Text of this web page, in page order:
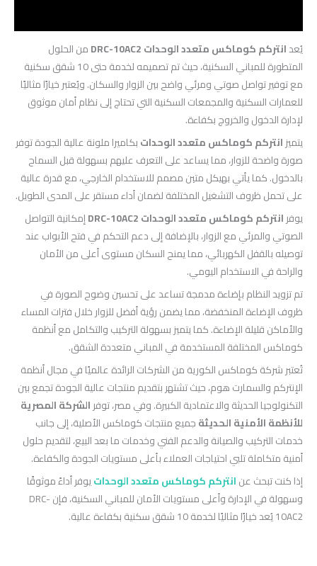
يُعدانتركم كوماكس متعدد الوحدات DRC-10AC2
من الحلول
المتطورة للمباني السكنية، حيث تم تصميمه لخدمة حتى 10 شقق سكنية
مع توفير تواصل صوتي ومرئي واضح بين الزوار والسكان. ويُعتبر خيارًا مثاليًا
للعمارات السكنية والمجمعات السكنية التي تحتاج إلى نظام أمان موثوق
لإدارة الدخول والخروج بكفاءة.
يتميزانتركم كوماكس متعدد الوحداتبكاميرا ملونة عالية الجودة توفر
صورة واضحة للزوار، مما يساعد على التعرف عليهم بسهولة قبل السماح
بالدخول. كما يأتي بهيكل متين مصمم للاستخدام الخارجي، مع قدرة عالية
على تحمل ظروف التشغيل المختلفة لضمان أداء مستقر على المدى الطويل.
يوفرانتركم كوماكس متعدد الوحدات DRC-10AC2
إمكانية التواصل
الصوتي والمرئي مع الزوار، بالإضافة إلى دعم التحكم في فتح الأبواب عند
توصيله بالقفل الكهربائي، مما يمنح السكان مستوى أعلى من الأمان
والراحة في الاستخدام اليومي.
تم تزويد النظام بإضاءة مدمجة تساعد على تحسين وضوح الصورة في
ظروف الإضاءة المنخفضة، مما يضمن رؤية أفضل للزوار خلال فترات المساء
والأماكن قليلة الإضاءة. كما يتميز بسهولة التركيب والتكامل مع أنظمة
كوماكس المختلفة المستخدمة في المباني متعددة الشقق.
تُعتبر شركة كوماكس الكورية من الشركات الرائدة عالميًا في مجال أنظمة
الإنتركم والسمارت هوم، حيث تشتهر بتقديم منتجات عالية الجودة تجمع بين
التكنولوجيا الحديثة والاعتمادية الكبيرة. وفي مصر، توفرالشركة المصرية
للأنظمة الأمنية الحديثةجميع منتجات كوماكس الأصلية، إلى جانب
خدمات التركيب والصيانة والدعم الفني وخدمات ما بعد البيع، لتقديم حلول
أمنية متكاملة تلبي احتياجات العملاء بأعلى مستويات الجودة والكفاءة.
إذا كنت تبحث عنانتركم كوماكس متعدد الوحداتيوفر أداءً موثوقًا
وسهولة في الإدارة وأعلى مستويات الأمان للمباني السكنية، فإن DRC-
10AC2 يُعد خيارًا مثاليًا لخدمة 10 شقق سكنية بكفاءة عالية.